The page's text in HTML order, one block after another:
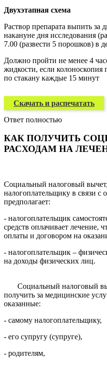
Двухэтапная схема
Раствор препарата выпить за
накануне дня исследования
7.00 (развести 5 порошков) в
Должно пройти не менее 4
жидкости, если колоноскопия
по стакану каждые 15 минут
Скачать и распечатать
Ответ полностью
КАК ПОЛУЧИТЬ
РАСХОДАМ НА
Социальный налоговый вычет,
налогоплательщику в связи
предполагает:
- налогоплательщик
средств оплачивает лечение,
оплаты и договором на
- налогоплательщик –
на доходы физических лиц.
Социальный налоговый
получить за медицинские
оказанные:
- самому налогоплательщику,
- его супругу (супруге),
- родителям,